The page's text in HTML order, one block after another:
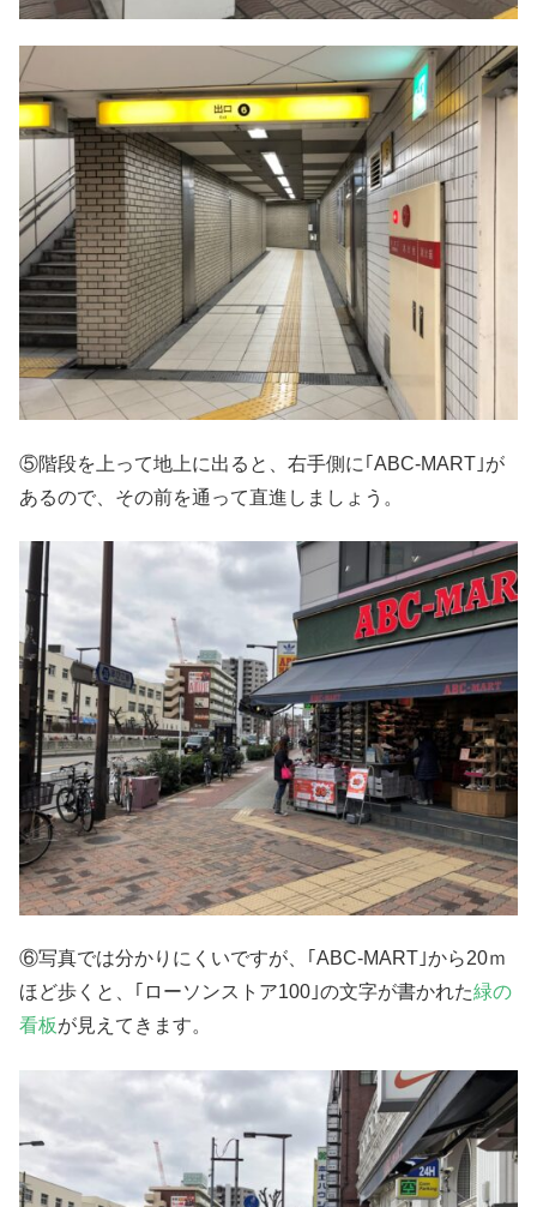
⑤階段を上って地上に出ると、右手側に｢ABC-MART｣が
あるので、その前を通って直進しましょう。
⑥写真では分かりにくいですが、｢ABC-MART｣から20ｍ
ほど歩くと、｢ローソンストア100｣の文字が書かれた緑の
看板が見えてきます。